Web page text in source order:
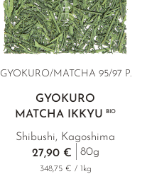
GYOKURO/MATCHA 95/97 P.
GYOKURO
MATCHA IKKYUBIO
Shibushi, Kagoshima
27,90 €
80g
348,75 € / 1kg